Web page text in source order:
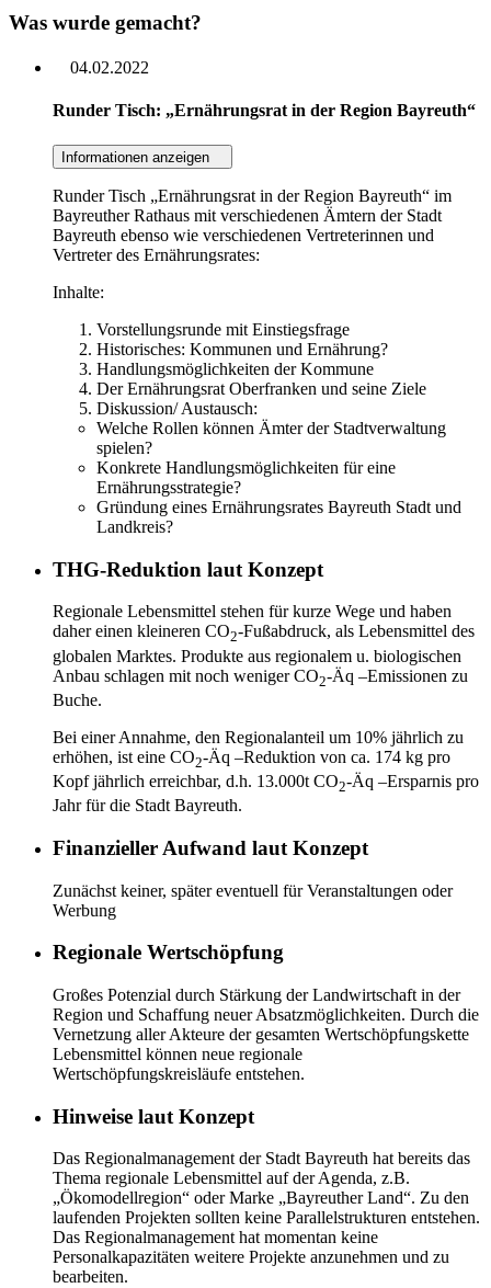
Was wurde gemacht?
04.02.2022
Runder Tisch: „Ernährungsrat in der Region Bayreuth“
Informationen anzeigen
Runder Tisch „Ernährungsrat in der Region Bayreuth“ im
Bayreuther Rathaus mit verschiedenen Ämtern der Stadt
Bayreuth ebenso wie verschiedenen Vertreterinnen und
Vertreter des Ernährungsrates:
Inhalte:
Vorstellungsrunde mit Einstiegsfrage
Historisches: Kommunen und Ernährung?
Handlungsmöglichkeiten der Kommune
Der Ernährungsrat Oberfranken und seine Ziele
Diskussion/ Austausch:
Welche Rollen können Ämter der Stadtverwaltung
spielen?
Konkrete Handlungsmöglichkeiten für eine
Ernährungsstrategie?
Gründung eines Ernährungsrates Bayreuth Stadt und
Landkreis?
THG-Reduktion laut Konzept
Regionale Lebensmittel stehen für kurze Wege und haben
daher einen kleineren CO2-Fußabdruck, als Lebensmittel des
globalen Marktes. Produkte aus regionalem u. biologischen
Anbau schlagen mit noch weniger CO2-Äq –Emissionen zu
Buche.
Bei einer Annahme, den Regionalanteil um 10% jährlich zu
erhöhen, ist eine CO2-Äq –Reduktion von ca. 174 kg pro
Kopf jährlich erreichbar, d.h. 13.000t CO2-Äq –Ersparnis pro
Jahr für die Stadt Bayreuth.
Finanzieller Aufwand laut Konzept
Zunächst keiner, später eventuell für Veranstaltungen oder
Werbung
Regionale Wertschöpfung
Großes Potenzial durch Stärkung der Landwirtschaft in der
Region und Schaffung neuer Absatzmöglichkeiten. Durch die
Vernetzung aller Akteure der gesamten Wertschöpfungskette
Lebensmittel können neue regionale
Wertschöpfungskreisläufe entstehen.
Hinweise laut Konzept
Das Regionalmanagement der Stadt Bayreuth hat bereits das
Thema regionale Lebensmittel auf der Agenda, z.B.
„Ökomodellregion“ oder Marke „Bayreuther Land“. Zu den
laufenden Projekten sollten keine Parallelstrukturen entstehen.
Das Regionalmanagement hat momentan keine
Personalkapazitäten weitere Projekte anzunehmen und zu
bearbeiten.